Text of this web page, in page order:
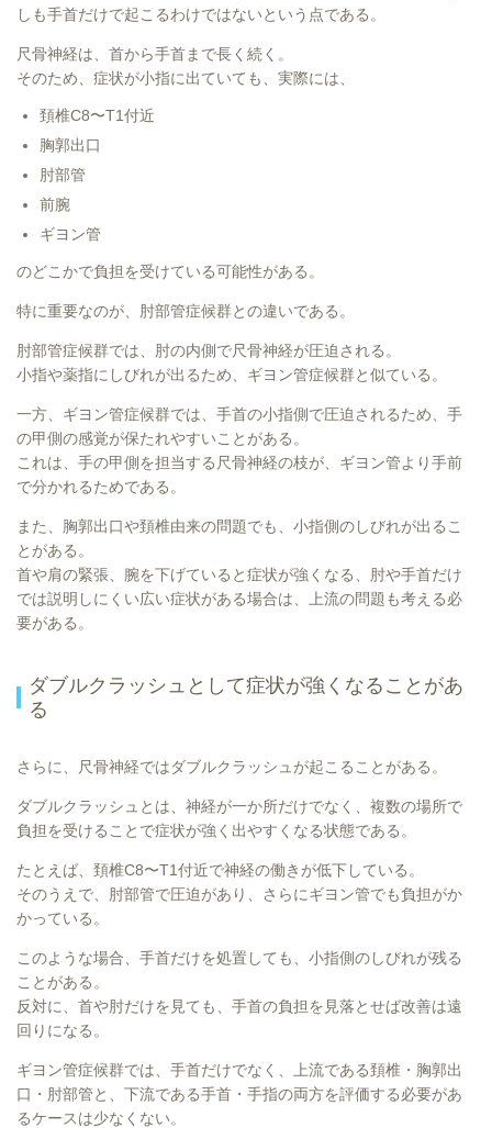
しも手首だけで起こるわけではないという点である。
尺骨神経は、首から手首まで長く続く。
そのため、症状が小指に出ていても、実際には、
頚椎C8〜T1付近
胸郭出口
肘部管
前腕
ギヨン管
のどこかで負担を受けている可能性がある。
特に重要なのが、肘部管症候群との違いである。
肘部管症候群では、肘の内側で尺骨神経が圧迫される。
小指や薬指にしびれが出るため、ギヨン管症候群と似ている。
一方、ギヨン管症候群では、手首の小指側で圧迫されるため、手
の甲側の感覚が保たれやすいことがある。
これは、手の甲側を担当する尺骨神経の枝が、ギヨン管より手前
で分かれるためである。
また、胸郭出口や頚椎由来の問題でも、小指側のしびれが出るこ
とがある。
首や肩の緊張、腕を下げていると症状が強くなる、肘や手首だけ
では説明しにくい広い症状がある場合は、上流の問題も考える必
要がある。
ダブルクラッシュとして症状が強くなることがあ
る
さらに、尺骨神経ではダブルクラッシュが起こることがある。
ダブルクラッシュとは、神経が一か所だけでなく、複数の場所で
負担を受けることで症状が強く出やすくなる状態である。
たとえば、頚椎C8〜T1付近で神経の働きが低下している。
そのうえで、肘部管で圧迫があり、さらにギヨン管でも負担がか
かっている。
このような場合、手首だけを処置しても、小指側のしびれが残る
ことがある。
反対に、首や肘だけを見ても、手首の負担を見落とせば改善は遠
回りになる。
ギヨン管症候群では、手首だけでなく、上流である頚椎・胸郭出
口・肘部管と、下流である手首・手指の両方を評価する必要があ
るケースは少なくない。